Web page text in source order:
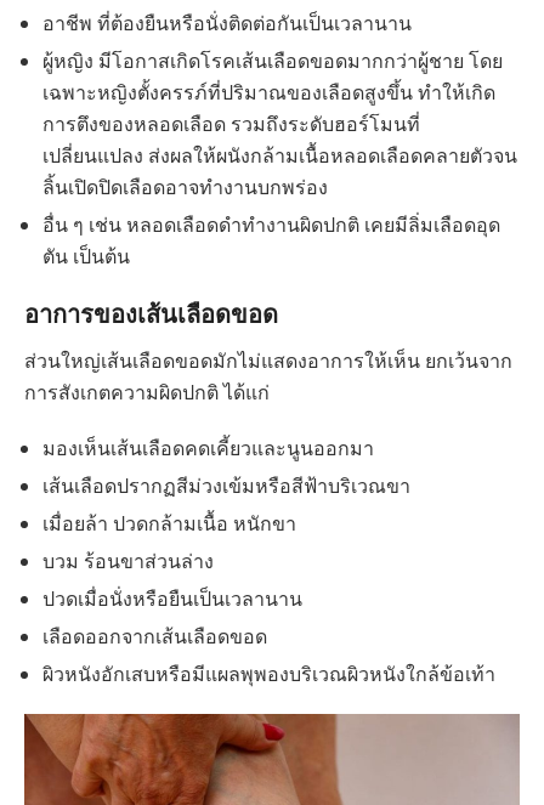
อาชีพ ที่ต้องยืนหรือนั่งติดต่อกันเป็นเวลานาน
ผู้หญิง มีโอกาสเกิดโรคเส้นเลือดขอดมากกว่าผู้ชาย โดย
เฉพาะหญิงตั้งครรภ์ที่ปริมาณของเลือดสูงขึ้น ทำให้เกิด
การตึงของหลอดเลือด รวมถึงระดับฮอร์โมนที่
เปลี่ยนแปลง ส่งผลให้ผนังกล้ามเนื้อหลอดเลือดคลายตัวจน
ลิ้นเปิดปิดเลือดอาจทำงานบกพร่อง
อื่น ๆ เช่น หลอดเลือดดำทำงานผิดปกติ เคยมีลิ่มเลือดอุด
ตัน เป็นต้น
อาการของเส้นเลือดขอด
ส่วนใหญ่เส้นเลือดขอดมักไม่แสดงอาการให้เห็น ยกเว้นจาก
การสังเกตความผิดปกติ ได้แก่
มองเห็นเส้นเลือดคดเคี้ยวและนูนออกมา
เส้นเลือดปรากฏสีม่วงเข้มหรือสีฟ้าบริเวณขา
เมื่อยล้า ปวดกล้ามเนื้อ หนักขา
บวม ร้อนขาส่วนล่าง
ปวดเมื่อนั่งหรือยืนเป็นเวลานาน
เลือดออกจากเส้นเลือดขอด
ผิวหนังอักเสบหรือมีแผลพุพองบริเวณผิวหนังใกล้ข้อเท้า